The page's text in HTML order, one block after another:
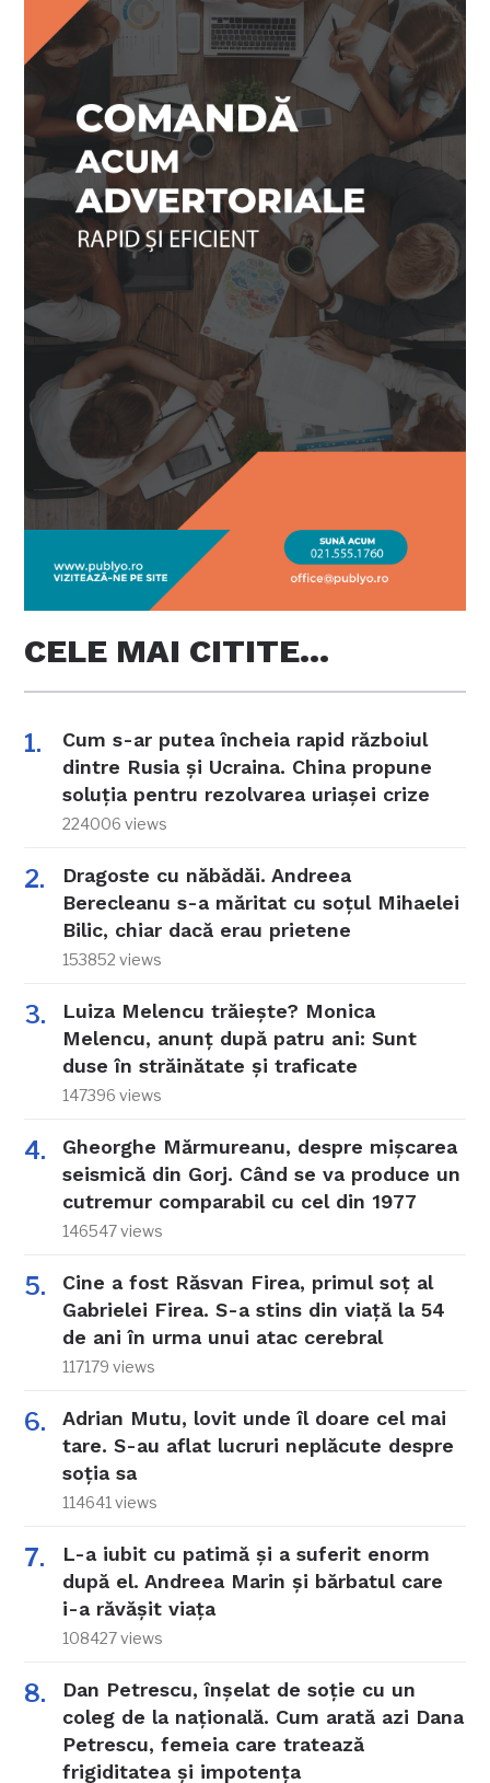
CELE MAI CITITE…
Cum s-ar putea încheia rapid războiul
dintre Rusia și Ucraina. China propune
soluția pentru rezolvarea uriașei crize
224006 views
Dragoste cu năbădăi. Andreea
Berecleanu s-a măritat cu soțul Mihaelei
Bilic, chiar dacă erau prietene
153852 views
Luiza Melencu trăiește? Monica
Melencu, anunț după patru ani: Sunt
duse în străinătate și traficate
147396 views
Gheorghe Mărmureanu, despre mișcarea
seismică din Gorj. Când se va produce un
cutremur comparabil cu cel din 1977
146547 views
Cine a fost Răsvan Firea, primul soț al
Gabrielei Firea. S-a stins din viață la 54
de ani în urma unui atac cerebral
117179 views
Adrian Mutu, lovit unde îl doare cel mai
tare. S-au aflat lucruri neplăcute despre
soția sa
114641 views
L-a iubit cu patimă și a suferit enorm
după el. Andreea Marin și bărbatul care
i-a răvășit viața
108427 views
Dan Petrescu, înșelat de soție cu un
coleg de la națională. Cum arată azi Dana
Petrescu, femeia care tratează
frigiditatea și impotența